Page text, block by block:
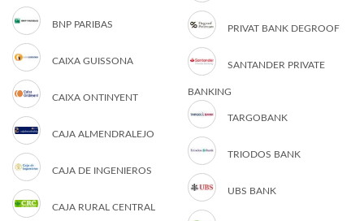
BNP PARIBAS
CAIXA GUISSONA
CAIXA ONTINYENT
CAJA ALMENDRALEJO
CAJA DE INGENIEROS
CAJA RURAL CENTRAL
PRIVAT BANK DEGROOF
SANTANDER PRIVATE
BANKING
TARGOBANK
TRIODOS BANK
UBS BANK